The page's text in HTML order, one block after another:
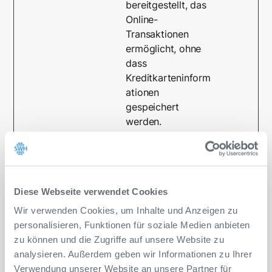
Diese Webseite verwendet Cookies
Wir verwenden Cookies, um Inhalte und Anzeigen zu
personalisieren, Funktionen für soziale Medien anbieten
zu können und die Zugriffe auf unsere Website zu
analysieren. Außerdem geben wir Informationen zu Ihrer
Verwendung unserer Website an unsere Partner für
bereitgestellt, das
Online-
Transaktionen
ermöglicht, ohne
dass
Kreditkarteninform
ationen
gespeichert
werden.
CookieCo
nsent
für Cookies auf
Domäne.
1 Jahr
id Calendly Anstehend
Sitzung
m
Stripe
Bestimmt das
400